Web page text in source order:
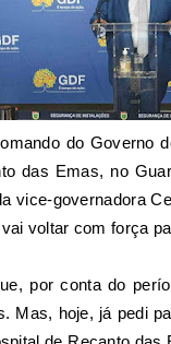
do Governo
das Emas, no
vice-governadora
voltar com força
por conta do
Mas, hoje, já pedi